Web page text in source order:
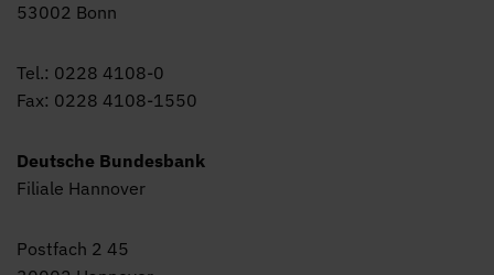
53002 Bonn
Tel.: 0228 4108-0
Fax: 0228 4108-1550
Deutsche Bundesbank
Filiale Hannover
Postfach 2 45